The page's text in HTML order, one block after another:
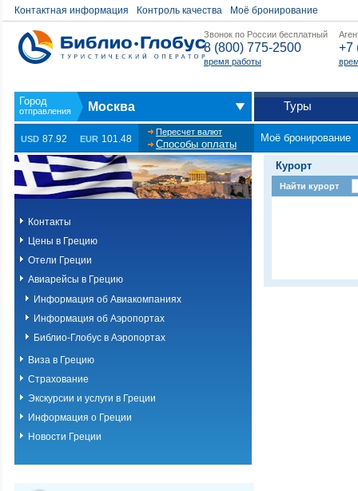
Контактная информация Контроль качества Моё бронирование
Звонок по России бесплатный
8 (800) 775-2500
время работы
+7
Москва Туры
USD 87.92 EUR 101.48
Пересчет валют
Способы оплаты
Моё бронирование
Контакты
Цены в Грецию
Отели Греции
Авиарейсы в Грецию
Информация об Авиакомпаниях
Информация об Аэропортах
Библио-Глобус в Аэропортах
Виза в Грецию
Страхование
Экскурсии и услуги в Греции
Информация о Греции
Новости Греции
Курорт
Найти курорт